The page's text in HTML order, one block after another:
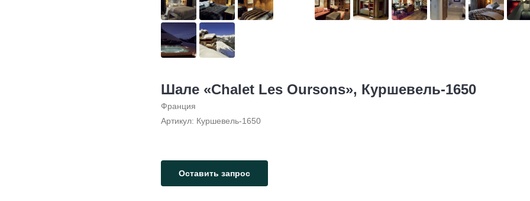
Шале «Chalet Les Oursons», Куршевель-1650
Франция
Артикул: Куршевель-1650
Оставить запрос